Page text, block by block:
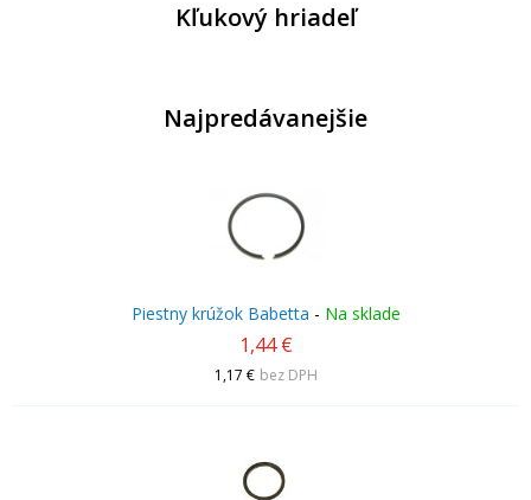
Kľukový hriadeľ
Najpredávanejšie
Piestny krúžok Babetta - Na sklade
1,44 €
1,17 € bez DPH